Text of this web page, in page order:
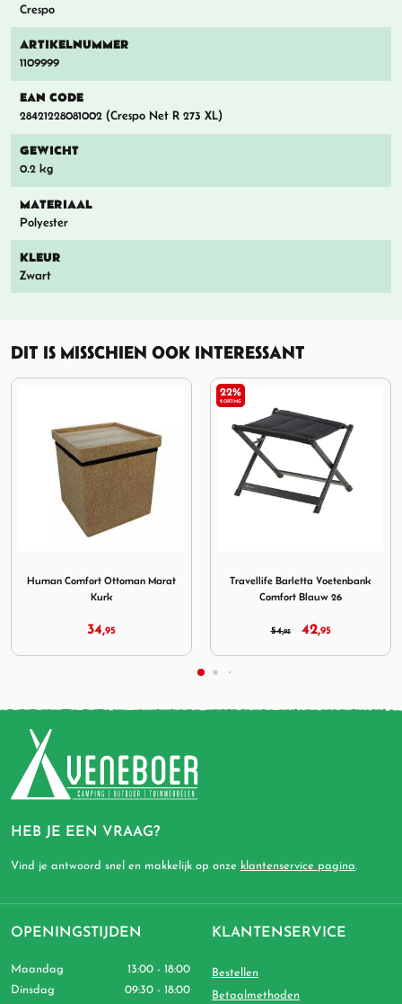
Crespo
ARTIKELNUMMER
1109999
EAN CODE
28421228081002 (Crespo Net R 273 XL)
GEWICHT
0.2 kg
MATERIAAL
Polyester
KLEUR
Zwart
DIT IS MISSCHIEN OOK INTERESSANT
Travellife Barletta Voetenbank
Comfort Blauw 26
54,95
Bo-Camp Stoelhoes Badstof L
Gepolsterd Zwart
39,95
HEB JE EEN VRAAG?
Vind je antwoord snel en makkelijk op onze klantenservice pagina.
OPENINGSTIJDEN
Maandag
13:00 - 18:00
Dinsdag
09:30 - 18:00
KLANTENSERVICE
Bestellen
Betaalmethoden